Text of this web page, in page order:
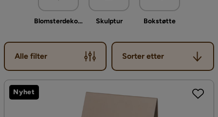
Blomsterdekorasjon Skulptur Bokstøtte
Alle filter
Sorter etter
Sorter etter
Nyhet